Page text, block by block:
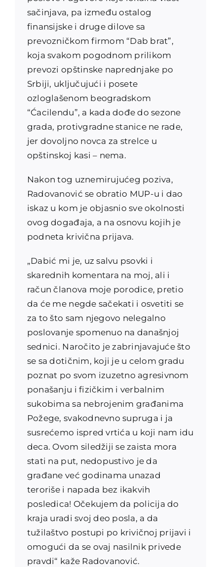
sačinjava, pa između ostalog
finansijske i druge dilove sa
prevozničkom firmom “Dab brat”,
koja svakom pogodnom prilikom
prevozi opštinske naprednjake po
Srbiji, uključujući i posete
ozloglašenom beogradskom
“Ćacilendu”, a kada dođe do sezone
grada, protivgradne stanice ne rade,
jer dovoljno novca za strelce u
opštinskoj kasi – nema.
Nakon tog uznemirujućeg poziva,
Radovanović se obratio MUP-u i dao
iskaz u kom je objasnio sve okolnosti
ovog događaja, a na osnovu kojih je
podneta krivična prijava.
„Dabić mi je, uz salvu psovki i
skarednih komentara na moj, ali i
račun članova moje porodice, pretio
da će me negde sačekati i osvetiti se
za to što sam njegovo nelegalno
poslovanje spomenuo na današnjoj
sednici. Naročito je zabrinjavajuće što
se sa dotičnim, koji je u celom gradu
poznat po svom izuzetno agresivnom
ponašanju i fizičkim i verbalnim
sukobima sa nebrojenim građanima
Požege, svakodnevno supruga i ja
susrećemo ispred vrtića u koji nam idu
deca. Ovom siledžiji se zaista mora
stati na put, nedopustivo je da
građane već godinama unazad
teroriše i napada bez ikakvih
posledica! Očekujem da policija do
kraja uradi svoj deo posla, a da
tužilaštvo postupi po krivičnoj prijavi i
omogući da se ovaj nasilnik privede
pravdi“ kaže Radovanović.